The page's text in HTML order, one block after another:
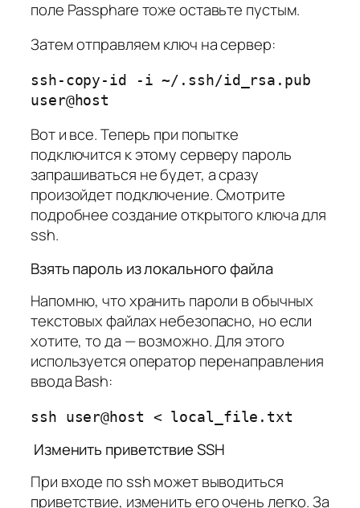
поле Passphare тоже оставьте пустым.
Затем отправляем ключ на сервер:
ssh-copy-id -i ~/.ssh/id_rsa.pub
user@host
Вот и все. Теперь при попытке
подключится к этому серверу пароль
запрашиваться не будет, а сразу
произойдет подключение. Смотрите
подробнее создание открытого ключа для
ssh.
Взять пароль из локального файла
Напомню, что хранить пароли в обычных
текстовых файлах небезопасно, но если
хотите, то да — возможно. Для этого
используется оператор перенаправления
ввода Bash:
ssh user@host < local_file.txt
Изменить приветствие SSH
При входе по ssh может выводиться
приветствие, изменить его очень легко. За